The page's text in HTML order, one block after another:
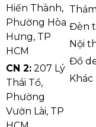
Thông
Kiểu dáng
Hiến Thành,
Phường Hòa
Hưng, TP
HCM
CN 2: 207 Lý
Thái Tổ,
Phường
Vườn Lài, TP
Đèn
Nội
Đồ
Khác